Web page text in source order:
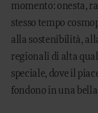
momento: onesta,
stesso tempo
alla sostenibilità,
regionali di alta
speciale, dove il
fondono in una